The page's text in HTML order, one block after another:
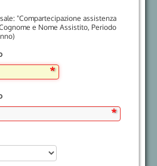
"Compartecipazione assistenza
e Nome Assistito, Periodo